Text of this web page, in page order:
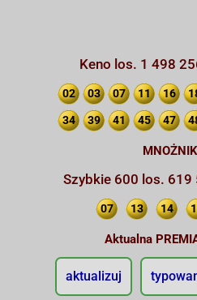
Keno los. 1 498
02 03 07 11 16
34 39 41 45 47
Szybkie 600 los.
07 13 14
Aktualna
aktualizuj